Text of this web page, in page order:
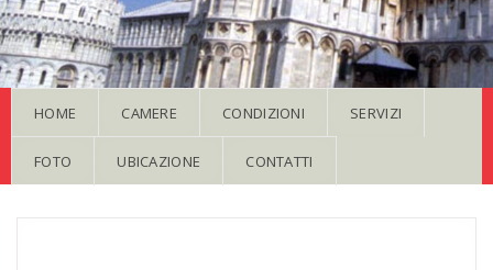
HOME CAMERE CONDIZIONI SERVIZI
FOTO UBICAZIONE CONTATTI